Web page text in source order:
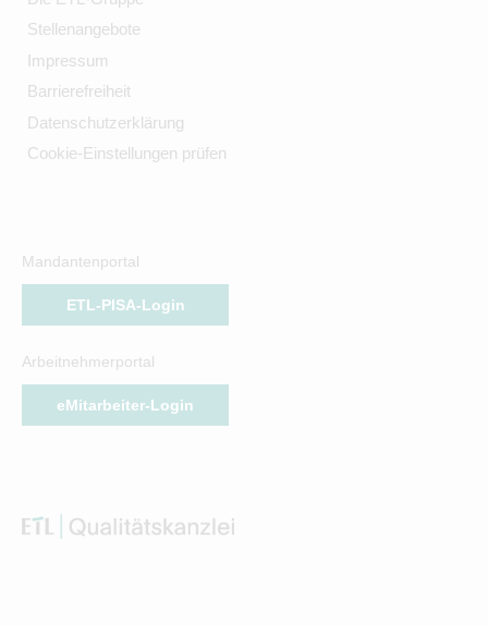
Stellenangebote
Impressum
Barrierefreiheit
Datenschutzerklärung
Cookie-Einstellungen prüfen
Mandantenportal
ETL-PISA-Login
Arbeitnehmerportal
eMitarbeiter-Login